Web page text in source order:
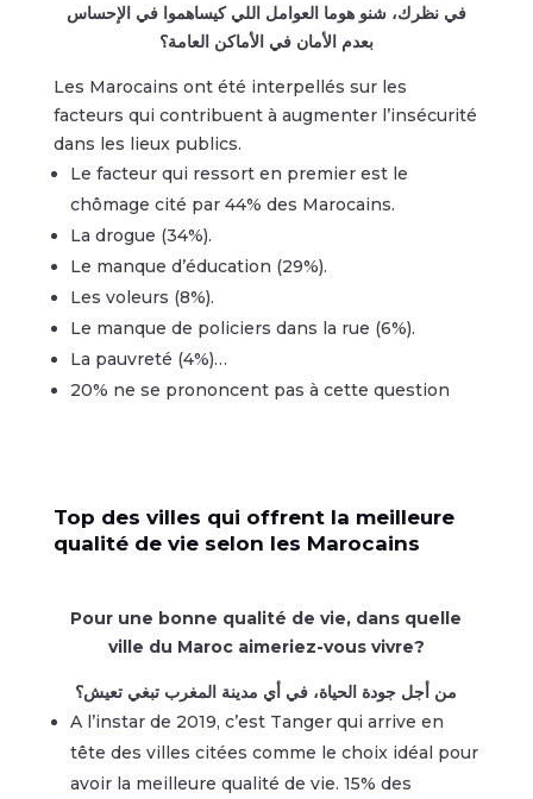
في نظرك، شنو هوما العوامل اللي كيساهموا في الإحساس
بعدم الأمان في الأماكن العامة؟
Les Marocains ont été interpellés sur les
facteurs qui contribuent à augmenter l’insécurité
dans les lieux publics.
Le facteur qui ressort en premier est le
chômage cité par 44% des Marocains.
La drogue (34%).
Le manque d’éducation (29%).
Les voleurs (8%).
Le manque de policiers dans la rue (6%).
La pauvreté (4%)…
20% ne se prononcent pas à cette question
Top des villes qui offrent la meilleure
qualité de vie selon les Marocains
Pour une bonne qualité de vie, dans quelle
ville du Maroc aimeriez-vous vivre?
من أجل جودة الحياة، في أي مدينة المغرب تبغي تعيش؟
A l’instar de 2019, c’est Tanger qui arrive en
tête des villes citées comme le choix idéal pour
avoir la meilleure qualité de vie. 15% des